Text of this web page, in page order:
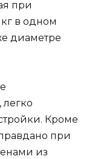
при
в одном
диаметре
легко
Кроме
при
из